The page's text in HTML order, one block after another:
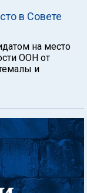
в Совете
на место
ООН от
и